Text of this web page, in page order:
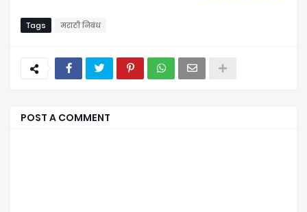
Tags मराठी निबंध
POST A COMMENT